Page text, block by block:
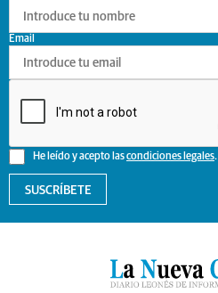
He leído y acepto lascondiciones legales.
Email
SUSCRÍBETE